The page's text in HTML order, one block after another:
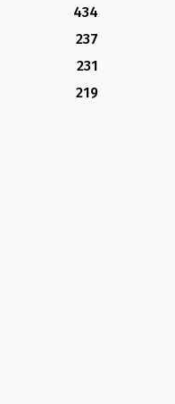
434
237
231
219